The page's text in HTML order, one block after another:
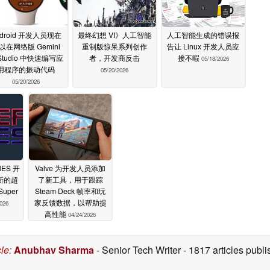
开发人员现在
在网络版 Gemini
中快速编写应
程序的振动代码
05/20/2026
最终幻想 VI》人工智能
重制版惊呆系列创作
者，开发商反击
05/20/2026
人工智能生成的错误报
告让 Linux 开发人员应
接不暇 05/18/2026
开
的超
Valve 为开发人员添加
了新工具，用于跟踪
Steam Deck 帧率和玩
家反馈数据，以帮助提
高性能 04/24/2026
:Anubhav Sharma- Senior Tech Writer- 1817 articles